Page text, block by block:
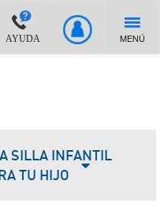
AYUDA MENÚ
SILLA INFANTIL
TU HIJO